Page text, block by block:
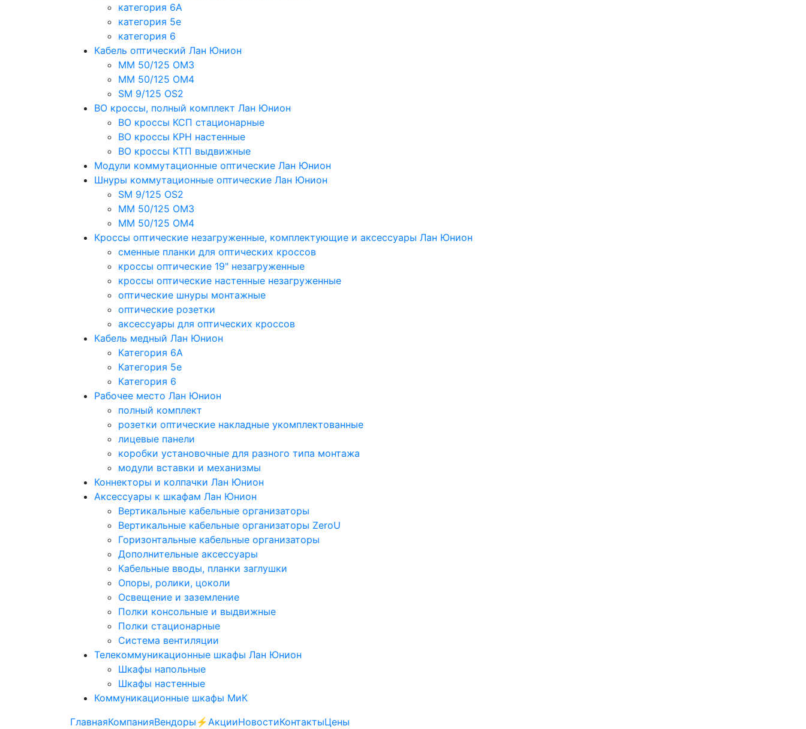
категория 6A
категория 5e
категория 6
Кабель оптический Лан Юнион
MM 50/125 OM3
MM 50/125 OM4
SM 9/125 OS2
ВО кроссы, полный комплект Лан Юнион
ВО кроссы КСП стационарные
ВО кроссы КРН настенные
ВО кроссы КТП выдвижные
Модули коммутационные оптические Лан Юнион
Шнуры коммутационные оптические Лан Юнион
SM 9/125 OS2
MM 50/125 OM3
MM 50/125 OM4
Кроссы оптические незагруженные, комплектующие и аксессуары Лан Юнион
сменные планки для оптических кроссов
кроссы оптические 19" незагруженные
кроссы оптические настенные незагруженные
оптические шнуры монтажные
оптические розетки
аксессуары для оптических кроссов
Кабель медный Лан Юнион
Категория 6A
Категория 5e
Категория 6
Рабочее место Лан Юнион
полный комплект
розетки оптические накладные укомплектованные
лицевые панели
коробки установочные для разного типа монтажа
модули вставки и механизмы
Коннекторы и колпачки Лан Юнион
Аксессуары к шкафам Лан Юнион
Вертикальные кабельные организаторы
Вертикальные кабельные организаторы ZeroU
Горизонтальные кабельные организаторы
Дополнительные аксессуары
Кабельные вводы, планки заглушки
Опоры, ролики, цоколи
Освещение и заземление
Полки консольные и выдвижные
Полки стационарные
Система вентиляции
Телекоммуникационные шкафы Лан Юнион
Шкафы напольные
Шкафы настенные
Коммуникационные шкафы МиК
ГлавнаяКомпанияВендоры ⚡️АкцииНовостиКонтактыЦены